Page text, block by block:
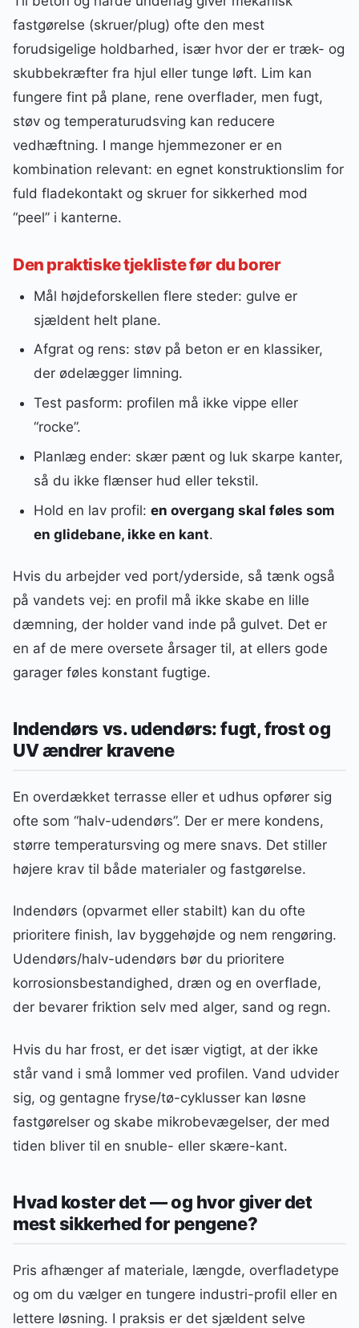
fastgørelse (skruer/plug) ofte den mest
forudsigelige holdbarhed, især hvor der er træk- og
skubbekræfter fra hjul eller tunge løft. Lim kan
fungere fint på plane, rene overflader, men fugt,
støv og temperaturudsving kan reducere
vedhæftning. I mange hjemmezoner er en
kombination relevant: en egnet konstruktionslim for
fuld fladekontakt og skruer for sikkerhed mod
“peel” i kanterne.
Den praktiske tjekliste før du borer
Mål højdeforskellen flere steder: gulve er
sjældent helt plane.
Afgrat og rens: støv på beton er en klassiker,
der ødelægger limning.
Test pasform: profilen må ikke vippe eller
“rocke”.
Planlæg ender: skær pænt og luk skarpe kanter,
så du ikke flænser hud eller tekstil.
Hold en lav profil: en overgang skal føles som
en glidebane, ikke en kant.
Hvis du arbejder ved port/yderside, så tænk også
på vandets vej: en profil må ikke skabe en lille
dæmning, der holder vand inde på gulvet. Det er
en af de mere oversete årsager til, at ellers gode
garager føles konstant fugtige.
Indendørs vs. udendørs: fugt, frost og
UV ændrer kravene
En overdækket terrasse eller et udhus opfører sig
ofte som “halv-udendørs”. Der er mere kondens,
større temperatursving og mere snavs. Det stiller
højere krav til både materialer og fastgørelse.
Indendørs (opvarmet eller stabilt) kan du ofte
prioritere finish, lav byggehøjde og nem rengøring.
Udendørs/halv-udendørs bør du prioritere
korrosionsbestandighed, dræn og en overflade,
der bevarer friktion selv med alger, sand og regn.
Hvis du har frost, er det især vigtigt, at der ikke
står vand i små lommer ved profilen. Vand udvider
sig, og gentagne fryse/tø-cyklusser kan løsne
fastgørelser og skabe mikrobevægelser, der med
tiden bliver til en snuble- eller skære-kant.
Hvad koster det — og hvor giver det
mest sikkerhed for pengene?
Pris afhænger af materiale, længde, overfladetype
og om du vælger en tungere industri-profil eller en
lettere løsning. I praksis er det sjældent selve